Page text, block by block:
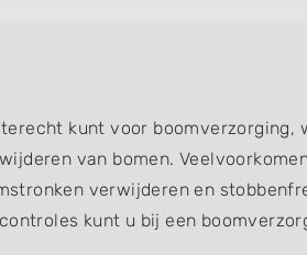
kunt voor boomverzorging,
van bomen.
verwijderen en
kunt u bij een